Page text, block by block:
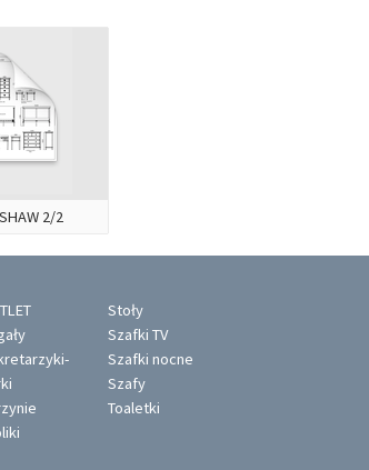
2/2
Stoły
Szafki TV
Szafki nocne
Szafy
Toaletki